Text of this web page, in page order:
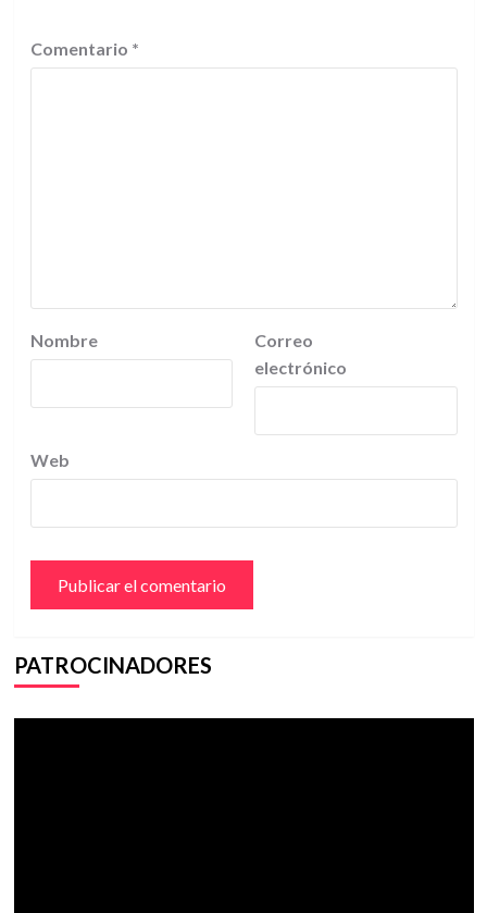
Comentario *
Nombre
Correo
electrónico
Web
PATROCINADORES